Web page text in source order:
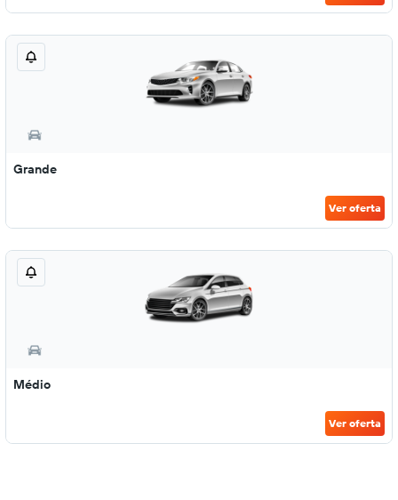
Grande
Ver oferta
Médio
Ver oferta